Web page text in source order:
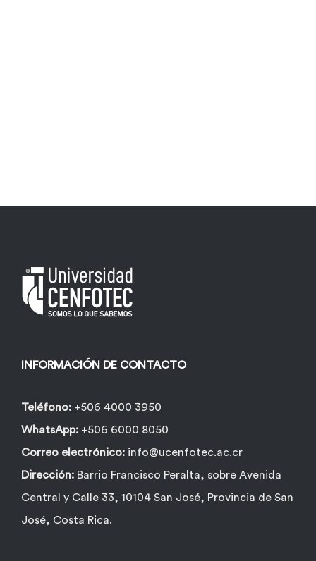
INFORMACIÓN DE CONTACTO
Teléfono: +506 4000 3950
WhatsApp: +506 6000 8050
Correo electrónico: info@ucenfotec.ac.cr
Dirección: Barrio Francisco Peralta, sobre Avenida
Central y Calle 33, 10104 San José, Provincia de San
José, Costa Rica.